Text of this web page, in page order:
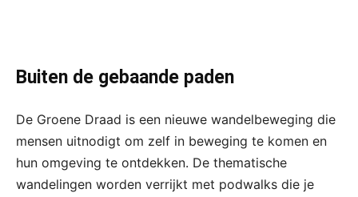
Buiten de gebaande paden
De Groene Draad is een nieuwe wandelbeweging die
mensen uitnodigt om zelf in beweging te komen en
hun omgeving te ontdekken. De thematische
wandelingen worden verrijkt met podwalks die je